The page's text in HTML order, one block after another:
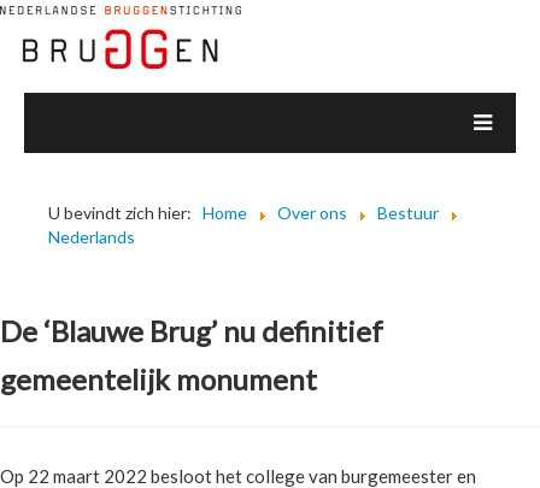
U bevindt zich hier: Home Over ons
Bestuur
Nederlands
De ‘Blauwe Brug’ nu definitief
gemeentelijk monument
Op 22 maart 2022 besloot het college van burgemeester en